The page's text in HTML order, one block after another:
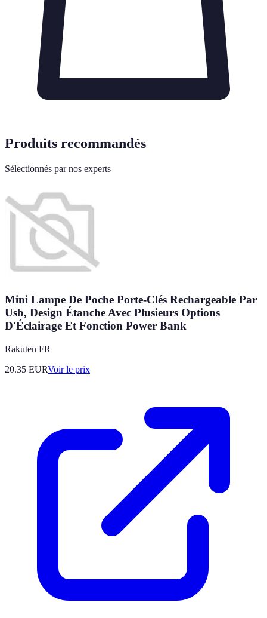
Produits recommandés
Sélectionnés par nos experts
Mini Lampe De Poche Porte-Clés Rechargeable Par
Usb, Design Étanche Avec Plusieurs Options
D'Éclairage Et Fonction Power Bank
Rakuten FR
20.35 EURVoir le prix